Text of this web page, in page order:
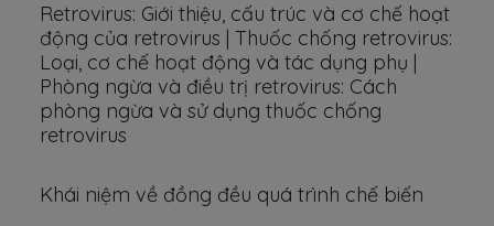
Retrovirus: Giới thiệu, cấu trúc và cơ chế hoạt
động của retrovirus | Thuốc chống retrovirus:
Loại, cơ chế hoạt động và tác dụng phụ |
Phòng ngừa và điều trị retrovirus: Cách
phòng ngừa và sử dụng thuốc chống
retrovirus
Khái niệm về đồng đều quá trình chế biến